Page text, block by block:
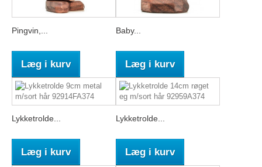
Pingvin,...
Læg i kurv
Baby...
Læg i kurv
Lykketrolde...
Læg i kurv
Lykketrolde...
Læg i kurv